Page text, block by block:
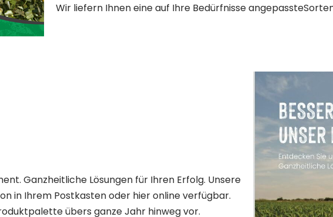
Wir liefern Ihnen eine auf Ihre Bedürfnisse
Ganzheitliche Lösungen für Ihren Erfolg. Unsere
in Ihrem Postkasten oder hier online verfügbar.
übers ganze Jahr hinweg vor.